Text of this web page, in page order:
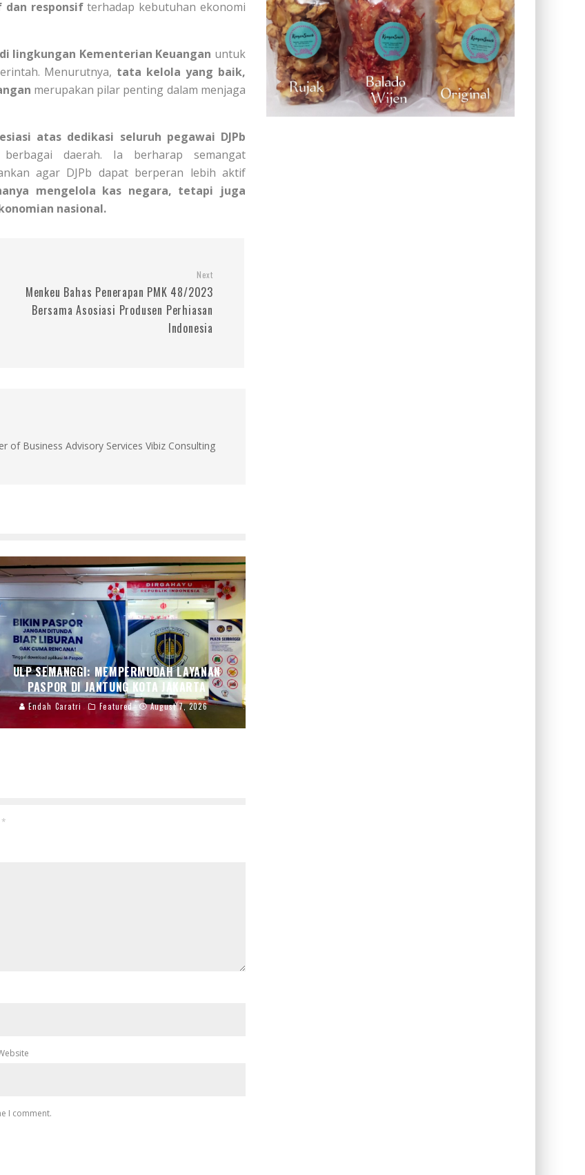
responsifterhadap kebutuhan ekonomi
lingkungan Kementerian Keuangan untuk
Menurutnya, tata kelola yang baik,
merupakan pilar penting dalam menjaga
atas dedikasi seluruh pegawai DJPb
daerah. Ia berharap semangat
agar DJPb dapat berperan lebih aktif
mengelola kas negara, tetapi juga
nasional.
Next
Menkeu Bahas Penerapan PMK 48/2023
Bersama Asosiasi Produsen Perhiasan
Indonesia
of Business Advisory Services Vibiz Consulting
ULP SEMANGGI: MEMPERMUDAH LAYANAN
PASPOR DI JANTUNG KOTA JAKARTA
Endah Caratri Featured August 7, 2026
*
I comment.